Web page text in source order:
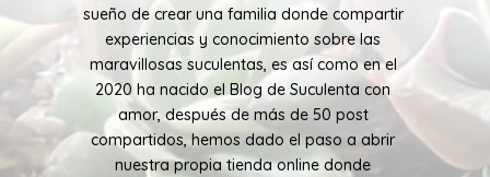
sueño de crear una familia donde compartir
experiencias y conocimiento sobre las
maravillosas suculentas, es así como en el
2020 ha nacido el Blog de Suculenta con
amor, después de más de 50 post
compartidos, hemos dado el paso a abrir
nuestra propia tienda online donde